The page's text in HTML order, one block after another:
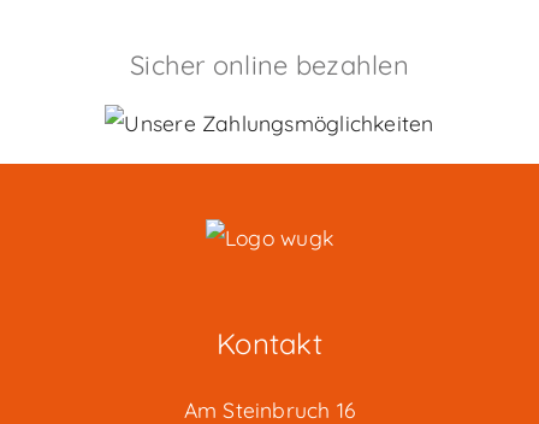
Sicher online bezahlen
Kontakt
Am Steinbruch 16